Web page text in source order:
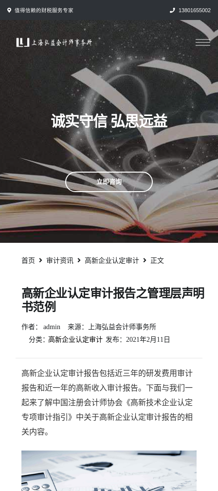
值得信赖的财税服务专家 13801655002
诚实守信 弘思远益
立即咨询
首页 审计资讯 高新企业认定审计 正文
高新企业认定审计报告之管理层声明
书范例
作者： admin
来源：上海弘益会计师事务所
分类：高新企业认定审计 发布： 2021年2月11日
高新企业认定审计报告包括近三年的研发费用审计
报告和近一年的高新收入审计报告。下面与我们一
起来了解中国注册会计师协会《高新技术企业认定
专项审计指引》中关于高新企业认定审计报告的相
关内容。